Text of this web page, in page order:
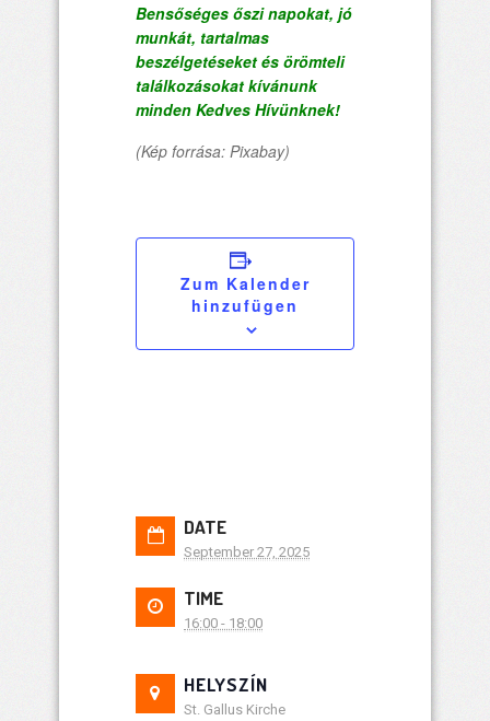
Bensőséges őszi napokat, jó
munkát, tartalmas
beszélgetéseket és örömteli
találkozásokat kívánunk
minden Kedves Hívünknek!
(Kép forrása: Pixabay)
Zum Kalender
hinzufügen
DATE
September 27, 2025
TIME
16:00 - 18:00
HELYSZÍN
St. Gallus Kirche